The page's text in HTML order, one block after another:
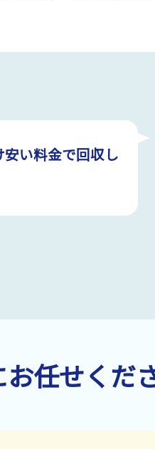
い料金で回収し
任せくだ